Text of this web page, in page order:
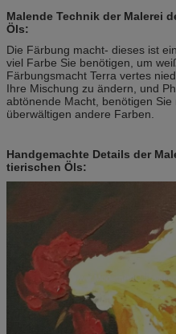
Malende Technik der Malerei
Öls:
Die Färbung macht- dieses ist
viel Farbe Sie benötigen, um
Färbungsmacht Terra vertes
Ihre Mischung zu ändern, und
abtönende Macht, benötigen
überwältigen andere Farben.
Handgemachte Details der
tierischen Öls: